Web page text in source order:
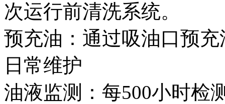
次运行前清洗系统。
预充油：通过吸油口预
日常维护
油液监测：每500小时检